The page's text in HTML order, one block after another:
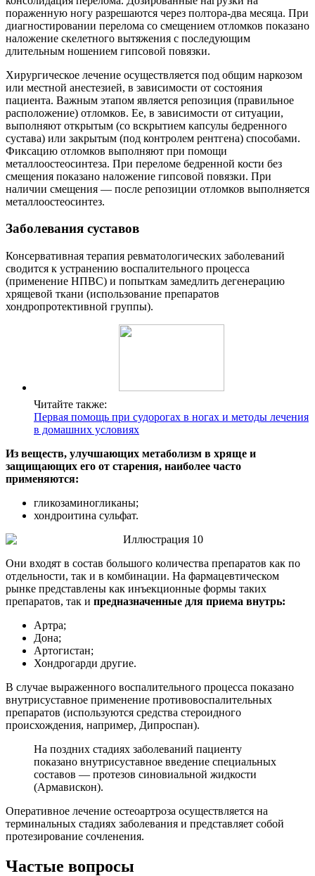
пораженную ногу разрешаются через полтора-два месяца. При
диагностировании перелома со смещением отломков показано
наложение скелетного вытяжения с последующим
длительным ношением гипсовой повязки.
Хирургическое лечение осуществляется под общим наркозом
или местной анестезией, в зависимости от состояния
пациента. Важным этапом является репозиция (правильное
расположение) отломков. Ее, в зависимости от ситуации,
выполняют открытым (со вскрытием капсулы бедренного
сустава) или закрытым (под контролем рентгена) способами.
Фиксацию отломков выполняют при помощи
металлоостеосинтеза. При переломе бедренной кости без
смещения показано наложение гипсовой повязки. При
наличии смещения — после репозиции отломков выполняется
металлоостеосинтез.
Заболевания суставов
Консервативная терапия ревматологических заболеваний
сводится к устранению воспалительного процесса
(применение НПВС) и попыткам замедлить дегенерацию
хрящевой ткани (использование препаратов
хондропротективной группы).
Читайте также:
Первая помощь при судорогах в ногах и методы лечения
в домашних условиях
Из веществ, улучшающих метаболизм в хряще и
защищающих его от старения, наиболее часто
применяются:
гликозаминогликаны;
хондроитина сульфат.
Они входят в состав большого количества препаратов как по
отдельности, так и в комбинации. На фармацевтическом
рынке представлены как инъекционные формы таких
препаратов, так и предназначенные для приема внутрь:
Артра;
Дона;
Артогистан;
Хондрогарди другие.
В случае выраженного воспалительного процесса показано
внутрисуставное применение противовоспалительных
препаратов (используются средства стероидного
происхождения, например, Дипроспан).
На поздних стадиях заболеваний пациенту
показано внутрисуставное введение специальных
составов — протезов синовиальной жидкости
(Армавискон).
Оперативное лечение остеоартроза осуществляется на
терминальных стадиях заболевания и представляет собой
протезирование сочленения.
Частые вопросы